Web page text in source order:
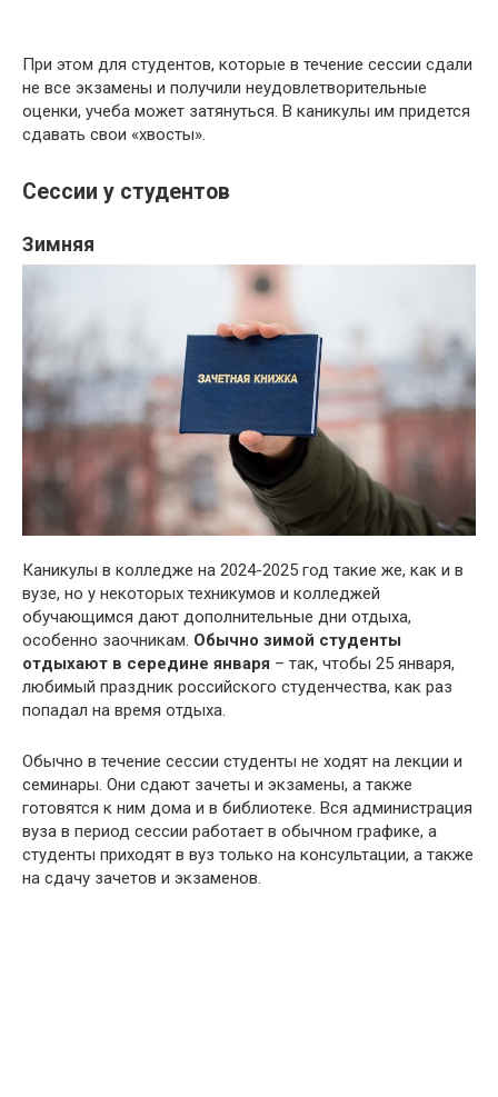
При этом для студентов, которые в течение сессии сдали
не все экзамены и получили неудовлетворительные
оценки, учеба может затянуться. В каникулы им придется
сдавать свои «хвосты».
Сессии у студентов
Зимняя
Каникулы в колледже на 2024-2025 год такие же, как и в
вузе, но у некоторых техникумов и колледжей
обучающимся дают дополнительные дни отдыха,
особенно заочникам. Обычно зимой студенты
отдыхают в середине января – так, чтобы 25 января,
любимый праздник российского студенчества, как раз
попадал на время отдыха.
Обычно в течение сессии студенты не ходят на лекции и
семинары. Они сдают зачеты и экзамены, а также
готовятся к ним дома и в библиотеке. Вся администрация
вуза в период сессии работает в обычном графике, а
студенты приходят в вуз только на консультации, а также
на сдачу зачетов и экзаменов.